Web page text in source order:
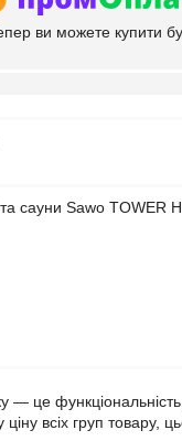
ви можете купити
сауни Sawo TOWER
— це
всіх груп товару,